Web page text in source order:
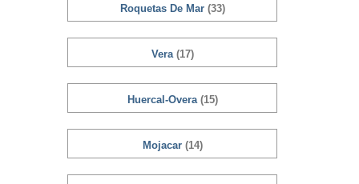
Roquetas De Mar (33)
Vera (17)
Huercal-Overa (15)
Mojacar (14)